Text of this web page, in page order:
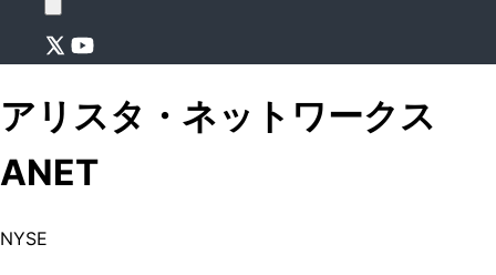
アリスタ・ネットワークス
ANET
NYSE